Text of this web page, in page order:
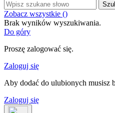
Zobacz wszystkie ()
Brak wyników wyszukiwania.
Do góry
Proszę zalogować się.
Zaloguj się
Aby dodać do ulubionych musisz
Zaloguj się